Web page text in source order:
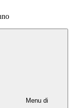
Menu di